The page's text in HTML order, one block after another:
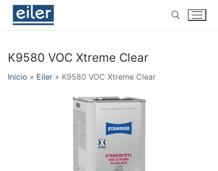
Buscar por:
K9580 VOC Xtreme Clear
Inicio » Eiler » K9580 VOC Xtreme Clear